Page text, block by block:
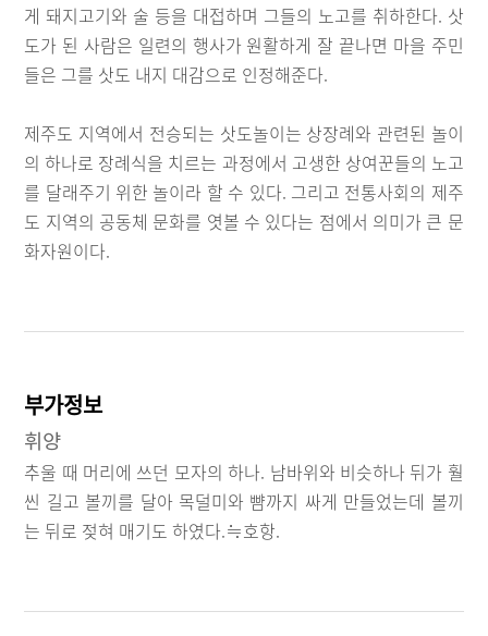
게 돼지고기와 술 등을 대접하며 그들의 노고를 취하한다. 삿
도가 된 사람은 일련의 행사가 원활하게 잘 끝나면 마을 주민
들은 그를 삿도 내지 대감으로 인정해준다.
제주도 지역에서 전승되는 삿도놀이는 상장례와 관련된 놀이
의 하나로 장례식을 치르는 과정에서 고생한 상여꾼들의 노고
를 달래주기 위한 놀이라 할 수 있다. 그리고 전통사회의 제주
도 지역의 공동체 문화를 엿볼 수 있다는 점에서 의미가 큰 문
화자원이다.
부가정보
휘양
추울 때 머리에 쓰던 모자의 하나. 남바위와 비슷하나 뒤가 훨
씬 길고 볼끼를 달아 목덜미와 뺨까지 싸게 만들었는데 볼끼
는 뒤로 젖혀 매기도 하였다.≒호항.